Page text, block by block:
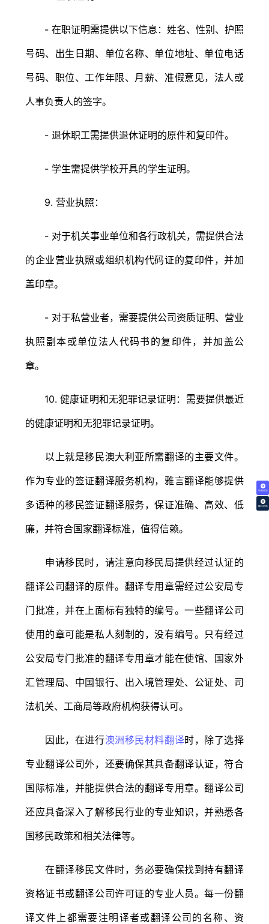
免费试译
翻译价格
- 在职证明需提供以下信息：姓名、性别、护照
号码、出生日期、单位名称、单位地址、单位电话
号码、职位、工作年限、月薪、准假意见，法人或
人事负责人的签字。
- 退休职工需提供退休证明的原件和复印件。
- 学生需提供学校开具的学生证明。
9. 营业执照：
- 对于机关事业单位和各行政机关，需提供合法
的企业营业执照或组织机构代码证的复印件，并加
盖印章。
- 对于私营业者，需要提供公司资质证明、营业
执照副本或单位法人代码书的复印件，并加盖公
章。
10. 健康证明和无犯罪记录证明：需要提供最近
的健康证明和无犯罪记录证明。
以上就是移民澳大利亚所需翻译的主要文件。
作为专业的签证翻译服务机构，雅言翻译能够提供
多语种的移民签证翻译服务，保证准确、高效、低
廉，并符合国家翻译标准，值得信赖。
申请移民时，请注意向移民局提供经过认证的
翻译公司翻译的原件。翻译专用章需经过公安局专
门批准，并在上面标有独特的编号。一些翻译公司
使用的章可能是私人刻制的，没有编号。只有经过
公安局专门批准的翻译专用章才能在使馆、国家外
汇管理局、中国银行、出入境管理处、公证处、司
法机关、工商局等政府机构获得认可。
因此，在进行澳洲移民材料翻译时，除了选择
专业翻译公司外，还要确保其具备翻译认证，符合
国际标准，并能提供合法的翻译专用章。翻译公司
还应具备深入了解移民行业的专业知识，并熟悉各
国移民政策和相关法律等。
在翻译移民文件时，务必要确保找到持有翻译
资格证书或翻译公司许可证的专业人员。每一份翻
译文件上都需要注明译者或翻译公司的名称、资